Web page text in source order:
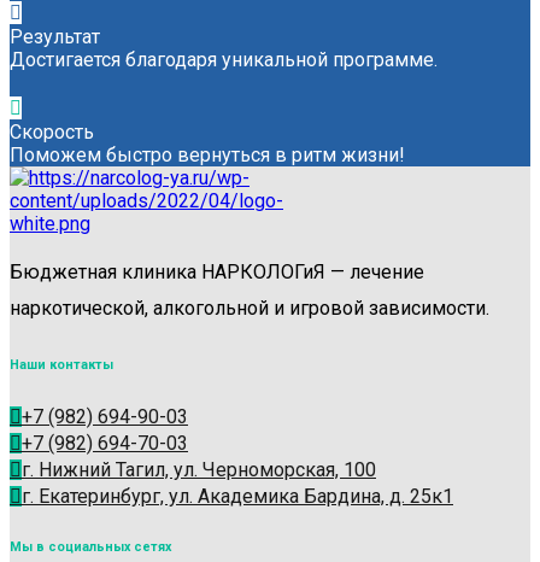
Результат
Достигается благодаря уникальной программе.
Скорость
Поможем быстро вернуться в ритм жизни!
Бюджетная клиника НАРКОЛОГиЯ — лечение
наркотической, алкогольной и игровой зависимости.
Наши контакты
+7 (982) 694-90-03
+7 (982) 694-70-03
г. Нижний Тагил, ул. Черноморская, 100
г. Екатеринбург, ул. Академика Бардина, д. 25к1
Мы в социальных сетях